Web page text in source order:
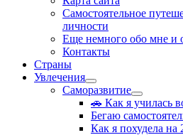
Самостоятельное
личности
Еще немного обо мне и
Контакты
Страны
Увлечения
Саморазвитие
🚗 Как я училась
Бегаю
Как я похудела на